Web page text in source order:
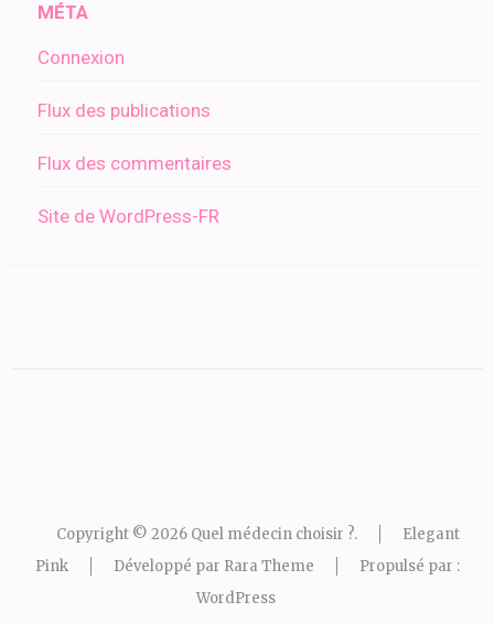
MÉTA
Connexion
Flux des publications
Flux des commentaires
Site de WordPress-FR
Copyright © 2026 Quel médecin choisir ?.
Elegant
Pink
Développé par Rara Theme
Propulsé par :
WordPress